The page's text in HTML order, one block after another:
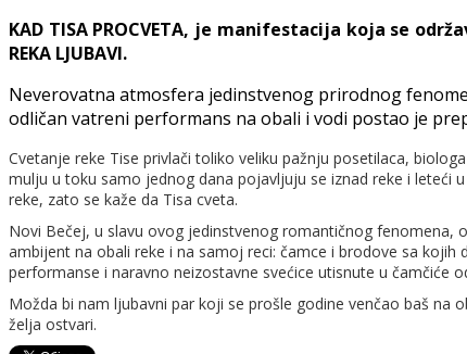
KAD TISA PROCVETA, je manifestacija koja se
REKA LJUBAVI.
Neverovatna atmosfera jedinstvenog prirodnog
odličan vatreni performans na obali i vodi postao je
Cvetanje reke Tise privlači toliko veliku pažnju posetilaca,
mulju u toku samo jednog dana pojavljuju se iznad reke i leteći
reke, zato se kaže da Tisa cveta.
Novi Bečej, u slavu ovog jedinstvenog romantičnog fenomena,
ambijent na obali reke i na samoj reci: čamce i brodove sa
performanse i naravno neizostavne svećice utisnute u čamčiće
Možda bi nam ljubavni par koji se prošle godine venčao baš
želja ostvari.